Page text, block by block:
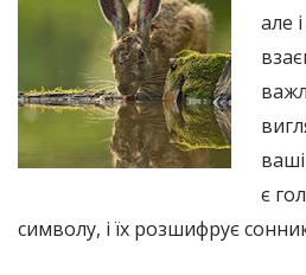
але
є
символу, і їх розшифрує